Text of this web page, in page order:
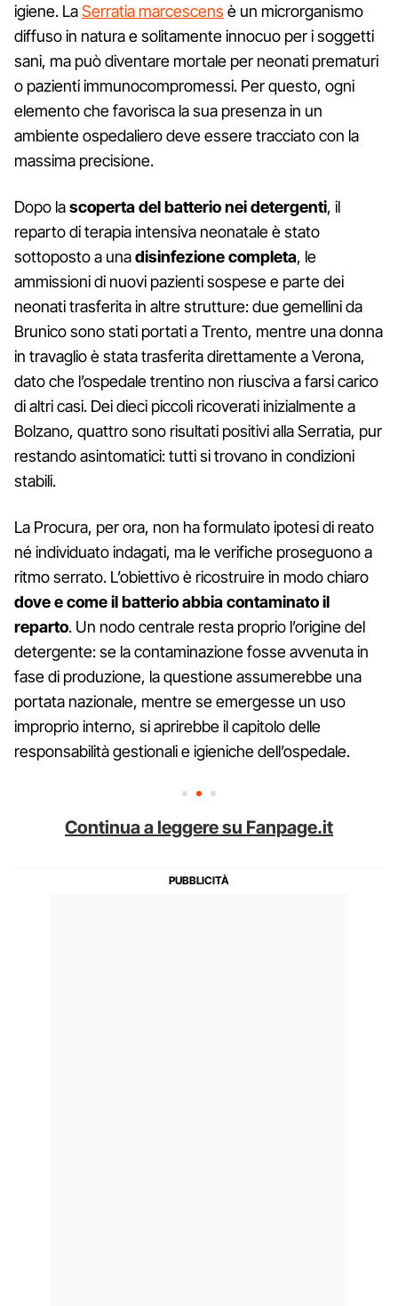
igiene. LaSerratia marcescens è un microrganismo
diffuso in natura e solitamente innocuo per i soggetti
sani, ma può diventare mortale per neonati prematuri
o pazienti immunocompromessi. Per questo, ogni
elemento che favorisca la sua presenza in un
ambiente ospedaliero deve essere tracciato con la
massima precisione.
Dopo lascoperta del batterio nei detergenti, il
reparto di terapia intensiva neonatale è stato
sottoposto a unadisinfezione completa, le
ammissioni di nuovi pazienti sospese e parte dei
neonati trasferita in altre strutture: due gemellini da
Brunico sono stati portati a Trento, mentre una donna
in travaglio è stata trasferita direttamente a Verona,
dato che l’ospedale trentino non riusciva a farsi carico
di altri casi. Dei dieci piccoli ricoverati inizialmente a
Bolzano, quattro sono risultati positivi alla Serratia, pur
restando asintomatici: tutti si trovano in condizioni
stabili.
La Procura, per ora, non ha formulato ipotesi di reato
né individuato indagati, ma le verifiche proseguono a
ritmo serrato. L’obiettivo è ricostruire in modo chiaro
dove e come il batterio abbia contaminato il
reparto. Un nodo centrale resta proprio l’origine del
detergente: se la contaminazione fosse avvenuta in
fase di produzione, la questione assumerebbe una
portata nazionale, mentre se emergesse un uso
improprio interno, si aprirebbe il capitolo delle
responsabilità gestionali e igieniche dell’ospedale.
Continua a leggere su Fanpage.it